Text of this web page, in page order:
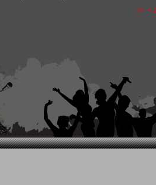
<< <